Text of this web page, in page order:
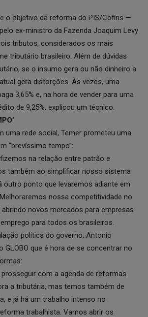
o objetivo da reforma do PIS/Cofins —
ex-ministro da Fazenda Joaquim Levy
tributos, considerados os mais
tributário brasileiro. Além de dúvidas
se o insumo gera ou não dinheiro a
gera distorções. Às vezes, uma
3,65% e, na hora de vender para uma
de 9,25%, explicou um técnico.
uma rede social, Temer prometeu uma
“brevíssimo tempo”:
na relação entre patrão e
também ao simplificar nosso sistema
outro ponto que levaremos adiante em
nossa competitividade no
novos mercados para empresas
para todos os brasileiros.
política do governo, Antonio
GLOBO que é hora de se concentrar no
com a agenda de reformas.
a tributária, mas temos também de
e já há um trabalho intenso no
trabalhista. Vamos abrir os